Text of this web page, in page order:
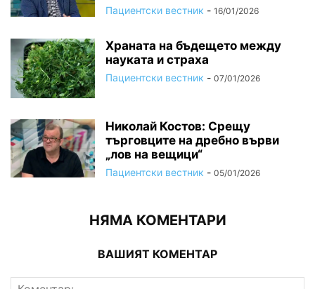
Пациентски вестник - 16/01/2026
Храната на бъдещето между
науката и страха
Пациентски вестник - 07/01/2026
Николай Костов: Срещу
търговците на дребно върви
„лов на вещици“
Пациентски вестник - 05/01/2026
НЯМА КОМЕНТАРИ
ВАШИЯТ КОМЕНТАР